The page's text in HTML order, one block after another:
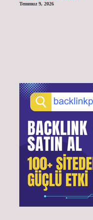
Temmuz 9, 2026